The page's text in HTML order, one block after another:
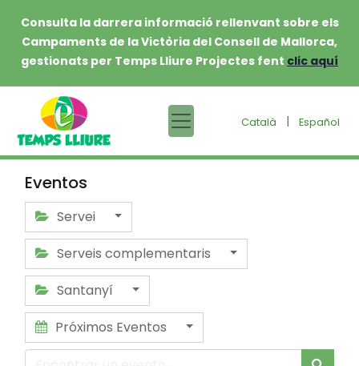
Consulta la darrera informació rellenvant sobre els
Campaments de la Victòria del Consell de Mallorca,
gestionats per Temps Lliure Projectes fent clic aquí
Català | Español
Eventos
Servei
Serveis complementaris
Santanyí
Próximos Eventos